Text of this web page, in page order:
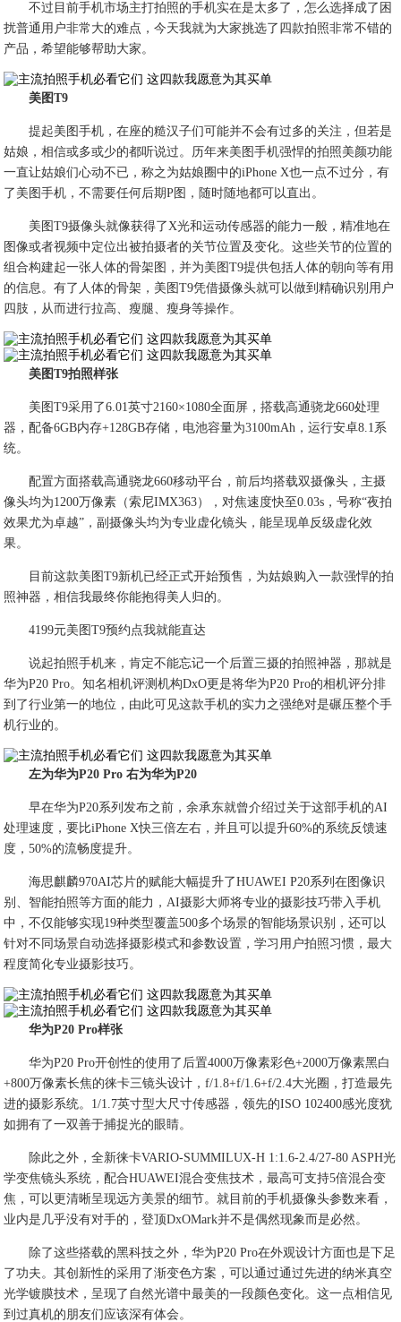
不过目前手机市场主打拍照的手机实在是太多了，怎么选择成了困
扰普通用户非常大的难点，今天我就为大家挑选了四款拍照非常不错的
产品，希望能够帮助大家。
美图T9
提起美图手机，在座的糙汉子们可能并不会有过多的关注，但若是
姑娘，相信或多或少的都听说过。历年来美图手机强悍的拍照美颜功能
一直让姑娘们心动不已，称之为姑娘圈中的iPhone X也一点不过分，有
了美图手机，不需要任何后期P图，随时随地都可以直出。
美图T9摄像头就像获得了X光和运动传感器的能力一般，精准地在
图像或者视频中定位出被拍摄者的关节位置及变化。这些关节的位置的
组合构建起一张人体的骨架图，并为美图T9提供包括人体的朝向等有用
的信息。有了人体的骨架，美图T9凭借摄像头就可以做到精确识别用户
四肢，从而进行拉高、瘦腿、瘦身等操作。
美图T9拍照样张
美图T9采用了6.01英寸2160×1080全面屏，搭载高通骁龙660处理
器，配备6GB内存+128GB存储，电池容量为3100mAh，运行安卓8.1系
统。
配置方面搭载高通骁龙660移动平台，前后均搭载双摄像头，主摄
像头均为1200万像素（索尼IMX363），对焦速度快至0.03s，号称“夜拍
效果尤为卓越”，副摄像头均为专业虚化镜头，能呈现单反级虚化效
果。
目前这款美图T9新机已经正式开始预售，为姑娘购入一款强悍的拍
照神器，相信我最终你能抱得美人归的。
4199元美图T9预约点我就能直达
说起拍照手机来，肯定不能忘记一个后置三摄的拍照神器，那就是
华为P20 Pro。知名相机评测机构DxO更是将华为P20 Pro的相机评分排
到了行业第一的地位，由此可见这款手机的实力之强绝对是碾压整个手
机行业的。
左为华为P20 Pro 右为华为P20
早在华为P20系列发布之前，余承东就曾介绍过关于这部手机的AI
处理速度，要比iPhone X快三倍左右，并且可以提升60%的系统反馈速
度，50%的流畅度提升。
海思麒麟970AI芯片的赋能大幅提升了HUAWEI P20系列在图像识
别、智能拍照等方面的能力，AI摄影大师将专业的摄影技巧带入手机
中，不仅能够实现19种类型覆盖500多个场景的智能场景识别，还可以
针对不同场景自动选择摄影模式和参数设置，学习用户拍照习惯，最大
程度简化专业摄影技巧。
华为P20 Pro样张
华为P20 Pro开创性的使用了后置4000万像素彩色+2000万像素黑白
+800万像素长焦的徕卡三镜头设计，f/1.8+f/1.6+f/2.4大光圈，打造最先
进的摄影系统。1/1.7英寸型大尺寸传感器，领先的ISO 102400感光度犹
如拥有了一双善于捕捉光的眼睛。
除此之外，全新徕卡VARIO-SUMMILUX-H 1:1.6-2.4/27-80 ASPH光
学变焦镜头系统，配合HUAWEI混合变焦技术，最高可支持5倍混合变
焦，可以更清晰呈现远方美景的细节。就目前的手机摄像头参数来看，
业内是几乎没有对手的，登顶DxOMark并不是偶然现象而是必然。
除了这些搭载的黑科技之外，华为P20 Pro在外观设计方面也是下足
了功夫。其创新性的采用了渐变色方案，可以通过通过先进的纳米真空
光学镀膜技术，呈现了自然光谱中最美的一段颜色变化。这一点相信见
到过真机的朋友们应该深有体会。